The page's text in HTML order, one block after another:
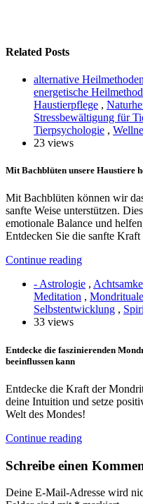
Related Posts
alternative Heilmethoden
energetische
Haustierpflege ,
Stressbewältigung für
Tierpsychologie ,
23 views
Mit Bachblüten unsere Haustiere
Mit Bachblüten können wir
sanfte Weise unterstützen.
emotionale Balance und
Entdecken Sie die sanfte
Continue reading
- Astrologie ,
Meditation , Mondrituale
Selbstentwicklung ,
33 views
Entdecke die faszinierenden
beeinflussen kann
Entdecke die Kraft der
deine Intuition und setze
Welt des Mondes!
Continue reading
Schreibe einen
Deine E-Mail-Adresse wird